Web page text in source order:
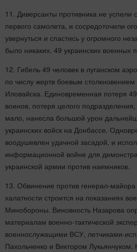
11. Диверсанты противника не успели
первого самолета, и сосредоточили
увернуться и спастись у огромного
было никаких. 49 украинских военных
12. Гибель 49 человек в луганском
по числу жертв боевым
Иловайска. Единовременная потеря
воинов, потеря целого
мало, нанесла большой урон
украинских войск на Донбассе.
воодушевлен удачной засадой, и
информационной войне для
украинской армии против наемников.
13. Обвинение против генерал-
халатности строится на показаниях
Минобороны. Виновность Назарова
материалам военно-тактической
военнослужащими ВСУ, летчиками-
Пахольченко и Виктором Лукьянчуком.